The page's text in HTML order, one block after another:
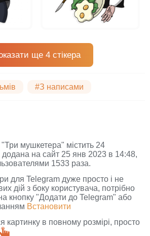
ще 4 стікера
#З написами
"Три мушкетера" містить 24
додана на сайт 25 янв 2023 в 14:48,
1533 раза.
для Telegram дуже просто і не
дій з боку користувача, потрібно
кнопку "Додати до Telegram" або
Встановити
картинку в повному розмірі, просто